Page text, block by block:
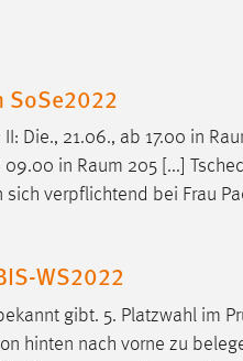
SoSe2022
Die., 21.06., ab 17.00 in
09.00 in Raum 205 [...]
verpflichtend bei Frau
WS2022
gibt. 5. Platzwahl im
hinten nach vorne zu
gespeichert, ob man